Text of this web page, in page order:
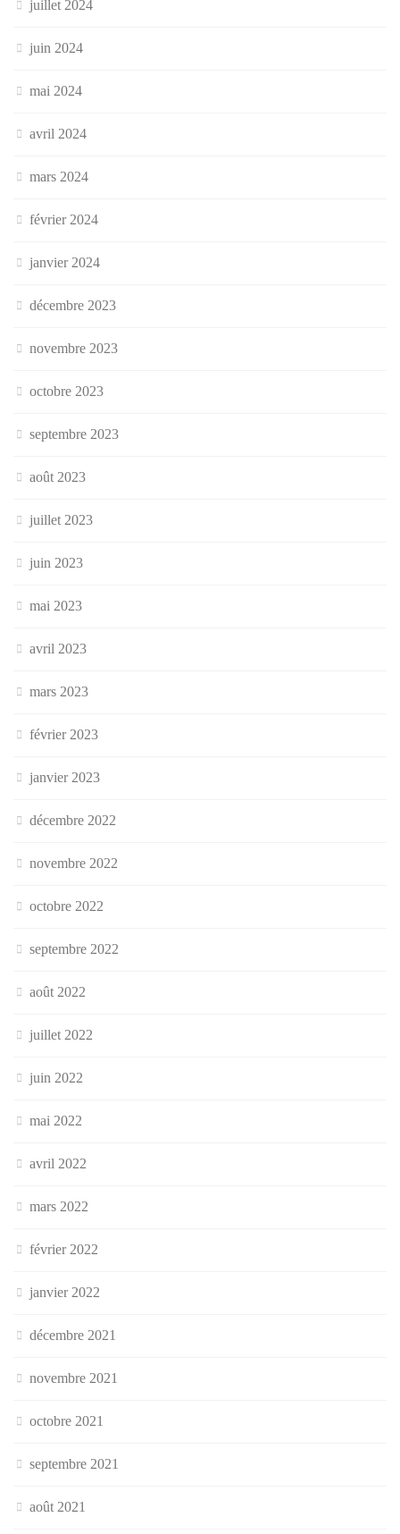
juillet 2024
juin 2024
mai 2024
avril 2024
mars 2024
février 2024
janvier 2024
décembre 2023
novembre 2023
octobre 2023
septembre 2023
août 2023
juillet 2023
juin 2023
mai 2023
avril 2023
mars 2023
février 2023
janvier 2023
décembre 2022
novembre 2022
octobre 2022
septembre 2022
août 2022
juillet 2022
juin 2022
mai 2022
avril 2022
mars 2022
février 2022
janvier 2022
décembre 2021
novembre 2021
octobre 2021
septembre 2021
août 2021